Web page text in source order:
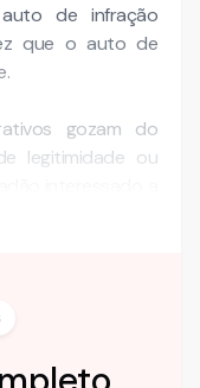
de infração
que o auto de
gozam do
legitimidade ou